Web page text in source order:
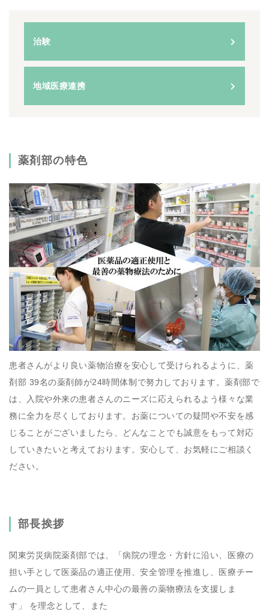
治験
地域医療連携
薬剤部の特色
患者さんがより良い薬物治療を安心して受けられるように、薬
剤部 39名の薬剤師が24時間体制で努力しております。薬剤部で
は、入院や外来の患者さんのニーズに応えられるよう様々な業
務に全力を尽くしております。お薬についての疑問や不安を感
じることがございましたら、どんなことでも誠意をもって対応
していきたいと考えております。安心して、お気軽にご相談く
ださい。
部長挨拶
関東労災病院薬剤部では、「病院の理念・方針に沿い、医療の
担い手として医薬品の適正使用、安全管理を推進し、医療チー
ムの一員として患者さん中心の最善の薬物療法を支援しま
す」 を理念として、また